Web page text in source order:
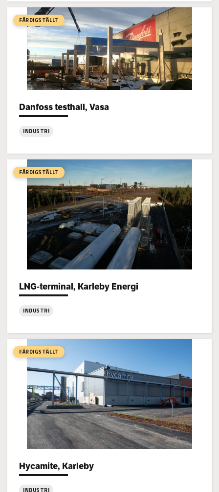
Sibanye-
Stillwater
Keliber-
litium,
Karleby
FÄRDIGSTÄLLT
Danfoss testhall, Vasa
Project types:
INDUSTRI
Danfoss
testhall,
Vasa
FÄRDIGSTÄLLT
LNG-terminal, Karleby Energi
Project types:
INDUSTRI
LNG-
terminal,
Karleby
Energi
FÄRDIGSTÄLLT
Hycamite, Karleby
Project types:
INDUSTRI